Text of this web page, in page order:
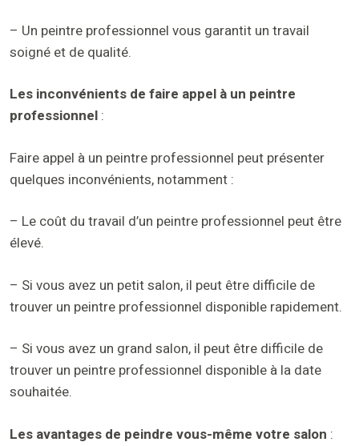
– Un peintre professionnel vous garantit un travail
soigné et de qualité.
Les inconvénients de faire appel à un peintre
professionnel :
Faire appel à un peintre professionnel peut présenter
quelques inconvénients, notamment :
– Le coût du travail d’un peintre professionnel peut être
élevé.
– Si vous avez un petit salon, il peut être difficile de
trouver un peintre professionnel disponible rapidement.
– Si vous avez un grand salon, il peut être difficile de
trouver un peintre professionnel disponible à la date
souhaitée.
Les avantages de peindre vous-même votre salon :